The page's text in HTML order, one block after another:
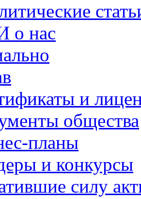
о нас
и
общества
планы
и конкурсы
силу